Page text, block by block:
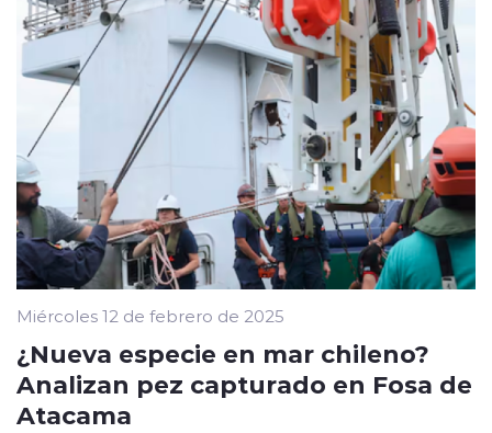
Miércoles 12 de febrero de 2025
¿Nueva especie en mar chileno?
Analizan pez capturado en Fosa de
Atacama